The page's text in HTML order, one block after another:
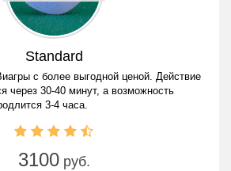
Standard
с более выгодной ценой. Действие
через 30-40 минут, а возможность
3-4 часа.
3100руб.